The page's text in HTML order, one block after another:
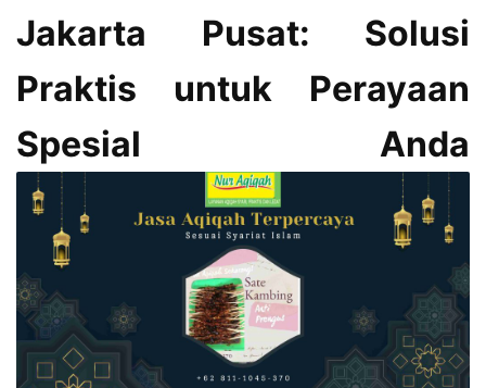
Jakarta Pusat: Solusi
Praktis untuk Perayaan
Spesial Anda